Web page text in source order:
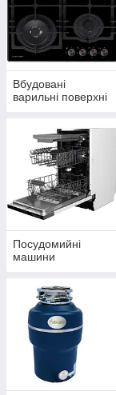
Вбудовані
варильні поверхні
Посудомийні
машини